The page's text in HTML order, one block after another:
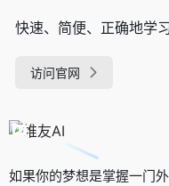
快速、简便、正确地学
访问官网
如果你的梦想是掌握一门